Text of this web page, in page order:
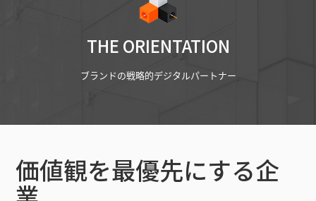
THE ORIENTATION
ブランドの戦略的デジタルパートナー
価値観を最優先にする企